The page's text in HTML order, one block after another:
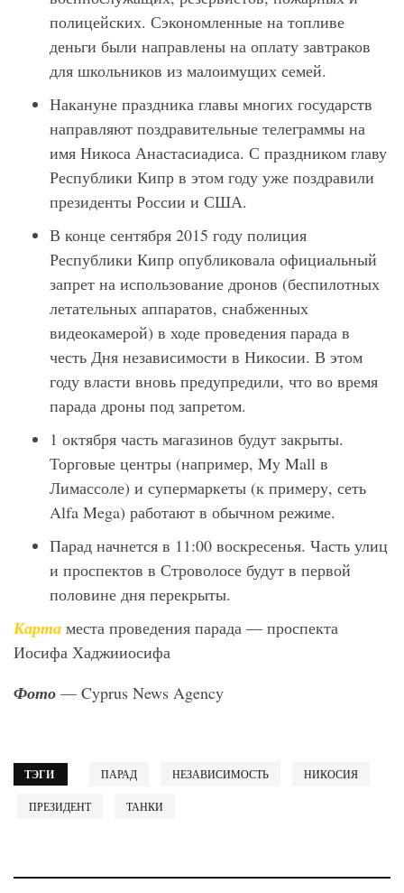
полицейских. Сэкономленные на топливе
деньги были направлены на оплату завтраков
для школьников из малоимущих семей.
Накануне праздника главы многих государств
направляют поздравительные телеграммы на
имя Никоса Анастасиадиса. С праздником главу
Республики Кипр в этом году уже поздравили
президенты России и США.
В конце сентября 2015 году полиция
Республики Кипр опубликовала официальный
запрет на использование дронов (беспилотных
летательных аппаратов, снабженных
видеокамерой) в ходе проведения парада в
честь Дня независимости в Никосии. В этом
году власти вновь предупредили, что во время
парада дроны под запретом.
1 октября часть магазинов будут закрыты.
Торговые центры (например, My Mall в
Лимассоле) и супермаркеты (к примеру, сеть
Alfa Mega) работают в обычном режиме.
Парад начнется в 11:00 воскресенья. Часть улиц
и проспектов в Строволосе будут в первой
половине дня перекрыты.
Карта места проведения парада — проспекта
Иосифа Хаджииосифа
Фото — Cyprus News Agency
ТЭГИ ПАРАД НЕЗАВИСИМОСТЬ НИКОСИЯ
ПРЕЗИДЕНТ ТАНКИ